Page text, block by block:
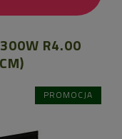
300W R4.00
PROMOCJA